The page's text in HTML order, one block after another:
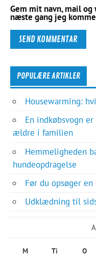
Gem mit navn, mail
næste gang jeg
POPULÆRE ARTIKLER
Housewarming:
En indkøbsvogn
ældre i familien
Hemmeligheden
hundeopdragelse
Før du opsøger
Udklædning til
M Ti O